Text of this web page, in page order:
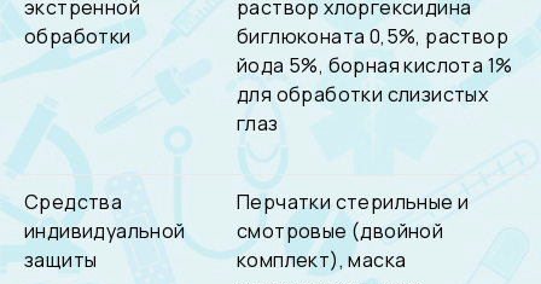
экстренной
обработки
раствор хлоргексидина
биглюконата 0,5%, раствор
йода 5%, борная кислота 1%
для обработки слизистых
глаз
Средства
индивидуальной
защиты
Перчатки стерильные и
смотровые (двойной
комплект), маска